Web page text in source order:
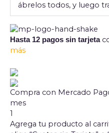
ábrelos todos, y luego
Hasta 12 pagos sin tarjeta
más
Compra con Mercado
mes
1
Agrega tu producto al